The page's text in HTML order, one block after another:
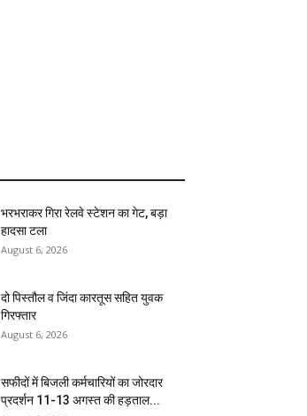
भरभराकर गिरा रेलवे स्टेशन का गेट, बड़ा
हादसा टला
August 6, 2026
दो पिस्तौल व जिंदा कारतूस सहित युवक
गिरफ्तार
August 6, 2026
सफीदों में बिजली कर्मचारियों का जोरदार
प्रदर्शन 11-13 अगस्त की हड़ताल...